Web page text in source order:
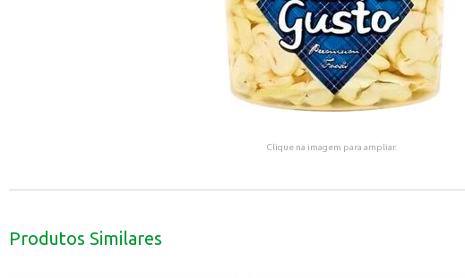
Clique na imagem para ampliar.
Produtos Similares